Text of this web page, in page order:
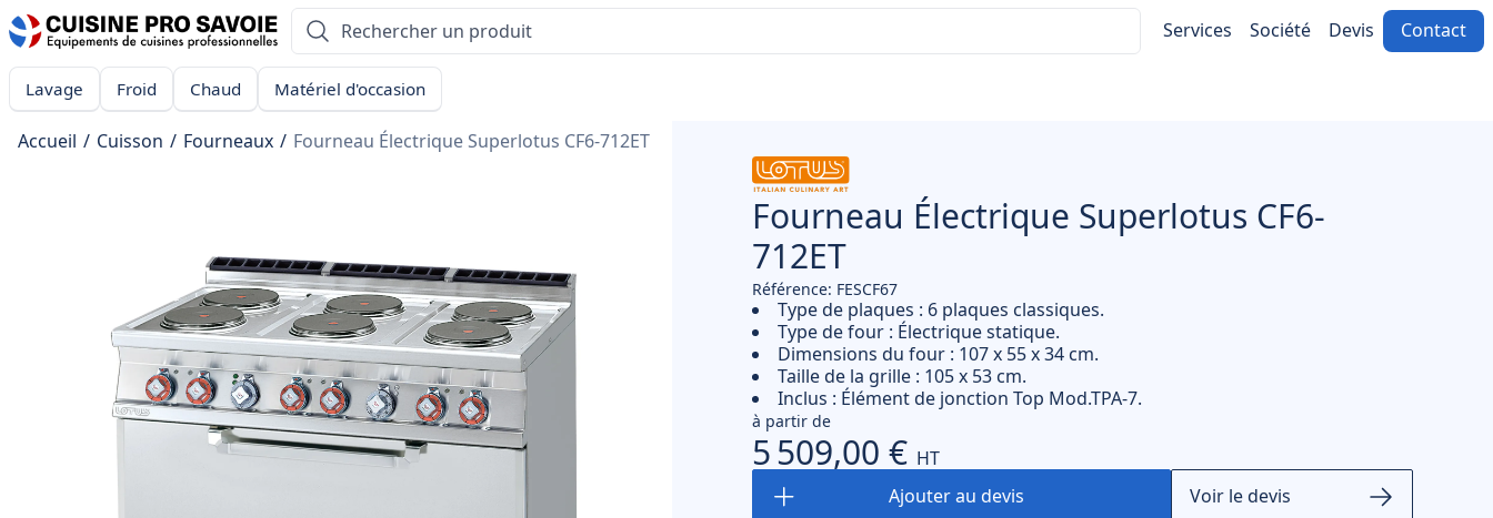
Services Société Devis
0produits dans le
Contact
Lavage Froid Chaud Matériel d'occasion
Accueil / Cuisson / Fourneaux / Fourneau Électrique Superlotus CF6-712ET
LOTUS
Fourneau Électrique Superlotus CF6-
712ET
Référence: FESCF67
Type de plaques : 6 plaques classiques.
Type de four : Électrique statique.
Dimensions du four : 107 x 55 x 34 cm.
Taille de la grille : 105 x 53 cm.
Inclus : Élément de jonction Top Mod.TPA-7.
à partir de
5 509,00 € HT
Voir le devis